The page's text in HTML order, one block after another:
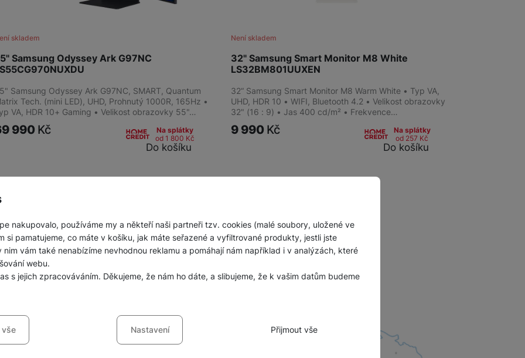
nakupovalo, používáme my a někteří naši partneři tzv. cookies (malé soubory, uložené ve
si pamatujeme, co máte v košíku, jak máte seřazené a vyfiltrované produkty, jestli jste
nim vám také nenabízíme nevhodnou reklamu a pomáhají nám například i v analýzách, které
webu.
s jejich zpracováváním. Děkujeme, že nám ho dáte, a slibujeme, že k vašim datům budeme
s kategoriemi cookies
náš web nebude fungovat
vše Nastavení Přijmout vše
Samsung Odyssey Ark G97NC
skladem
Samsung Odyssey Ark G97NC, SMART, Quantum
Tech. (mini LED), UHD, Prohnutý 1000R, 165Hz •
VA, HDR 10+ Gaming • Velikost obrazovky 55"…
990 Kč
Na splátky
od 1 800 Kč
Do košíku
32" Samsung Smart Monitor M8 White
LS32BM801UUXEN
Není skladem
32“ Samsung Smart Monitor M8 Warm White • Typ VA,
UHD, HDR 10 • WIFI, Bluetooth 4.2 • Velikost obrazovky
32" (16 : 9) • Jas 400 cd/m² • Frekvence…
9 990 Kč
Na splátky
od 257 Kč
Do košíku
produktů: z4